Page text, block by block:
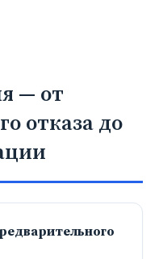
— от
отказа до